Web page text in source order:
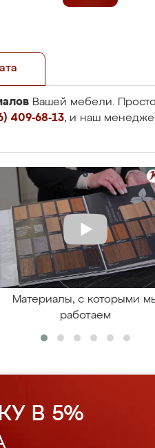
Вашей мебели.
409-68-13, и наш
Материалы, с которыми
работаем
В 5%